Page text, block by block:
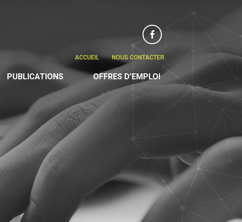
Facebook
ACCUEIL NOUS CONTACTER
PUBLICATIONS OFFRES D’EMPLOI